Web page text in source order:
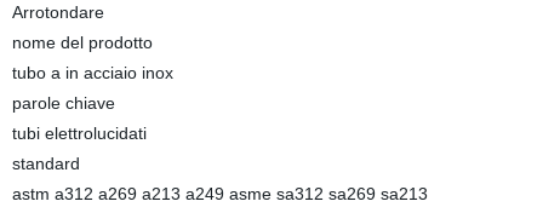
Arrotondare
nome del prodotto
tubo a in acciaio inox
parole chiave
tubi elettrolucidati
standard
astm a312 a269 a213 a249 asme sa312 sa269 sa213